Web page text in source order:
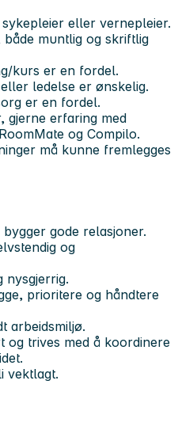
eller vernepleier.
muntlig og skriftlig
kurs er en fordel.
ledelse er ønskelig.
er en fordel.
gjerne erfaring med
og Compilo.
må kunne fremlegges
gode relasjoner.
og
nysgjerrig.
prioritere og håndtere
arbeidsmiljø.
og trives med å koordinere
vektlagt.